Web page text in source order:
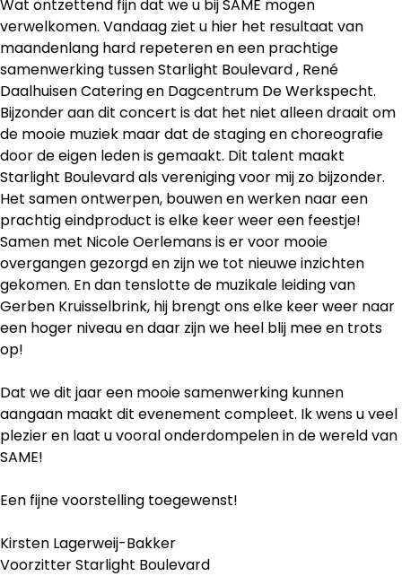
Wat ontzettend fijn dat we u bij SAME mogen
verwelkomen. Vandaag ziet u hier het resultaat van
maandenlang hard repeteren en een prachtige
samenwerking tussen Starlight Boulevard , René
Daalhuisen Catering en Dagcentrum De Werkspecht.
Bijzonder aan dit concert is dat het niet alleen draait om
de mooie muziek maar dat de staging en choreografie
door de eigen leden is gemaakt. Dit talent maakt
Starlight Boulevard als vereniging voor mij zo bijzonder.
Het samen ontwerpen, bouwen en werken naar een
prachtig eindproduct is elke keer weer een feestje!
Samen met Nicole Oerlemans is er voor mooie
overgangen gezorgd en zijn we tot nieuwe inzichten
gekomen. En dan tenslotte de muzikale leiding van
Gerben Kruisselbrink, hij brengt ons elke keer weer naar
een hoger niveau en daar zijn we heel blij mee en trots
op!
Dat we dit jaar een mooie samenwerking kunnen
aangaan maakt dit evenement compleet. Ik wens u veel
plezier en laat u vooral onderdompelen in de wereld van
SAME!
Een fijne voorstelling toegewenst!
Kirsten Lagerweij-Bakker
Voorzitter Starlight Boulevard